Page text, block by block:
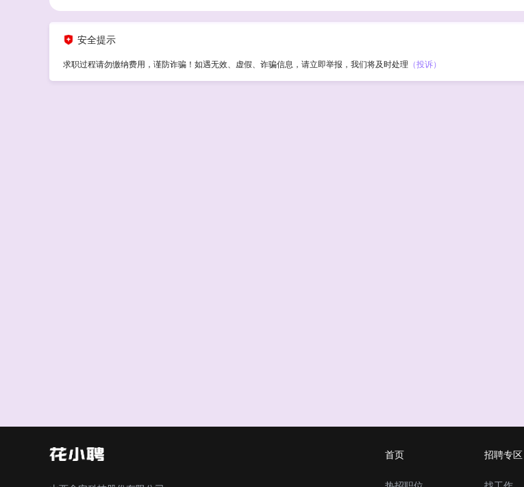
安全提示
求职过程请勿缴纳费用，谨防诈骗！如遇无效、虚假、诈骗信息，请立即举报，我们将及时处理 （投诉）
首页 招聘专区